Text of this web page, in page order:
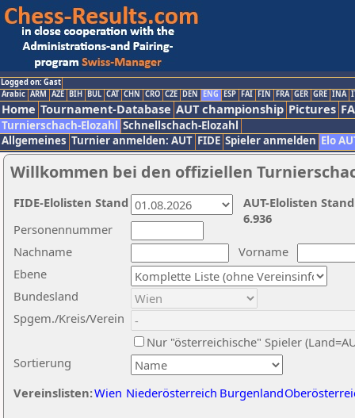
Logged on: Gast
Arabic ARM AZE BIH BUL CAT CHN CRO CZE DEN ENG ESP FAI FIN FRA GER GRE INA
Home Tournament-Database AUT championship Pictures
Turnierschach-Elozahl Schnellschach-Elozahl
Allgemeines Turnier anmelden: AUT FIDE Spieler anmelden Elo
Willkommen bei den offiziellen
Nachname
Vorname
Ebene
Sortierung
Personennummer
Bundesland
Spgem./Kreis/Verein
Nur "österreichische" Spieler
Vereinslisten:Wien Niederösterreich Burgenland
AUT-Elolisten
6.936
FIDE-Elolisten Stand